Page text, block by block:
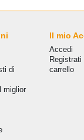
di
miglior
Il mio
Accedi
Registrati
carrello